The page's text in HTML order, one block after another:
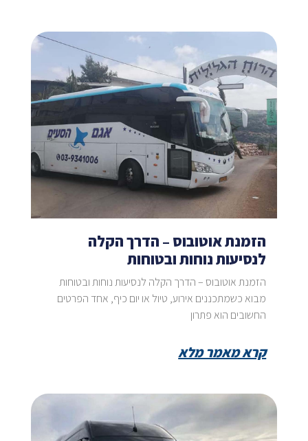
הזמנת אוטובוס – הדרך הקלה
לנסיעות נוחות ובטוחות
הזמנת אוטובוס – הדרך הקלה לנסיעות נוחות ובטוחות
מבוא כשמתכננים אירוע, טיול או יום כיף, אחד הפרטים
החשובים הוא פתרון
קרא מאמר מלא